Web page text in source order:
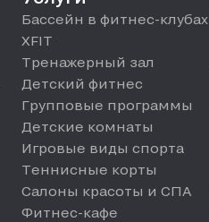
Бассейн в фитнес-клубах
XFIT
Тренажерный зал
Детский фитнес
Групповые программы
Детские комнаты
Игровые виды спорта
Теннисные корты
Салоны красоты и СПА
Фитнес-кафе